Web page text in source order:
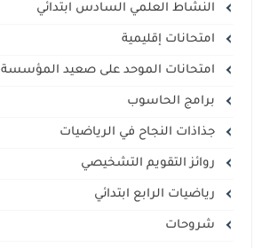
النشاط العلمي السادس ابتدائي
امتحانات إقليمية
امتحانات الموحد على صعيد المؤسسة
برامج الحاسوب
جذاذات النجاح في الرياضيات
روائز التقويم التشخيصي
رياضيات الرابع ابتدائي
شروحات